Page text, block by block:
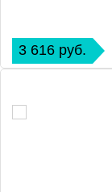
3 616 руб.